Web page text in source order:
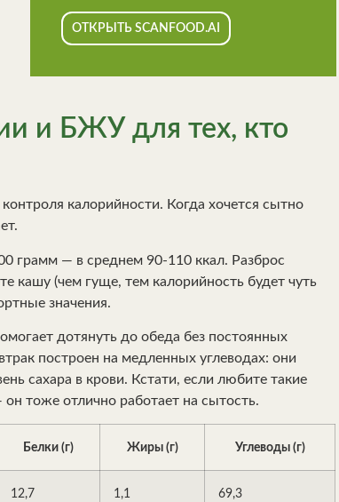
ОТКРЫТЬ SCANFOOD.AI
и БЖУ для тех, кто
калорийности. Когда хочется сытно
грамм — в среднем 90-110 ккал. Разброс
кашу (чем гуще, тем калорийность будет чуть
значения.
дотянуть до обеда без постоянных
построен на медленных углеводах: они
сахара в крови. Кстати, если любите такие
он тоже отлично работает на сытость.
Белки (г) Жиры (г) Углеводы (г)
12,7 1,1 69,3